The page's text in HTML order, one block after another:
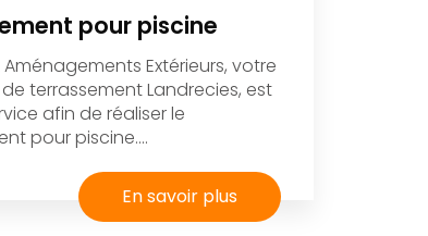
pour piscine
Extérieurs, votre
terrassement Landrecies, est
afin de réaliser le
pour piscine....
En savoir plus